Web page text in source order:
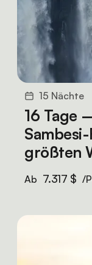
15 Nächte
16 Tage
größten
Ab 7.317 $ /